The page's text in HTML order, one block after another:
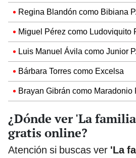
Regina Blandón como Bibiana
Miguel Pérez como Ludoviquito
Luis Manuel Ávila como Junior
Bárbara Torres como Excelsa
Brayan Gibrán como Maradonio
¿Dónde ver 'La
gratis online?
Atención si buscas ver 'La